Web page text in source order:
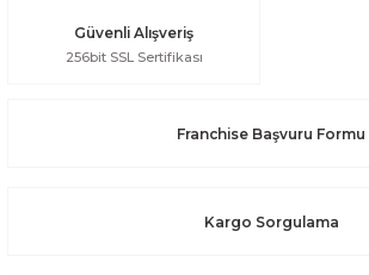
Güvenli Alışveriş
256bit SSL Sertifikası
Franchise Başvuru Formu
Kargo Sorgulama